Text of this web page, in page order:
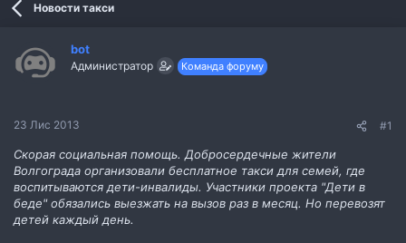
е
м
а
н
Новости такси
bot
Администратор Команда форуму
23 Лис 2013 #1
Скорая социальная помощь. Добросердечные жители
Волгограда организовали бесплатное такси для семей, где
воспитываются дети-инвалиды. Участники проекта "Дети в
беде" обязались выезжать на вызов раз в месяц. Но перевозят
детей каждый день.